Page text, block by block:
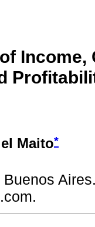
Income,
Maito*